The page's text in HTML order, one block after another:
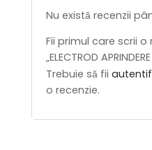
Nu există recenzii
Fii primul care scrii o
„ELECTROD
Trebuie să fii
o recenzie.